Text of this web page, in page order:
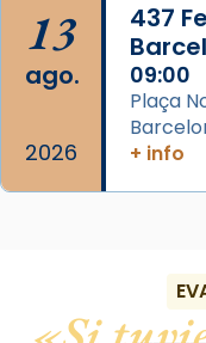
13
ago.
2026
437
09:00
Plaça
+ info